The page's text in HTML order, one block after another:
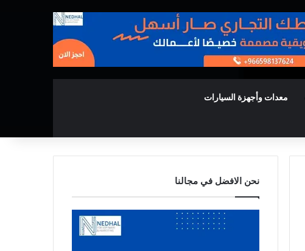
معدات وأجهزة السيارات
نحن الافضل في مجالنا